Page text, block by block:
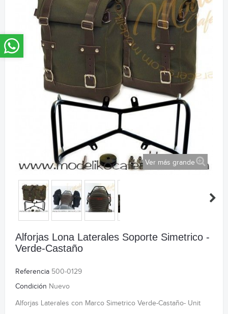
Ver más grande
Alforjas Lona Laterales Soporte Simetrico -
Verde-Castaño
Referencia 500-0129
Condición Nuevo
Alforjas Laterales con Marco Simetrico Verde-Castaño- Unit